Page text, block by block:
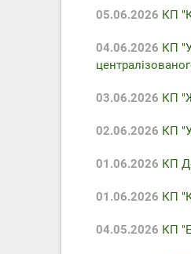
05.06.2026 КП
04.06.2026 КП
03.06.2026 КП
02.06.2026 КП
01.06.2026 КП
01.06.2026 КП
04.05.2026 КП